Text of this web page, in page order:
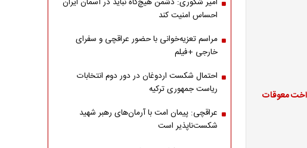
معوقات
احساس امنیت کند
مراسم تعزیه‌خوانی با حضور عراقچی و سفرای
خارجی +فیلم
احتمال شکست اردوغان در دور دوم انتخابات
ریاست جمهوری ترکیه
عراقچی: پیمان امت با آرمان‌های رهبر شهید
شکست‌ناپذیر است